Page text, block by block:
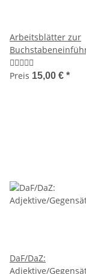
Arbeitsblätter zur
Preis 15,00 € *
DaF/DaZ:
Adjektive/